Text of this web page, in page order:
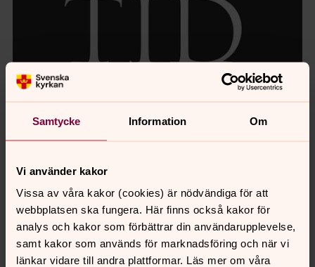
Samtycke Information Om
Vi använder kakor
Vissa av våra kakor (cookies) är nödvändiga för att
webbplatsen ska fungera. Här finns också kakor för
analys och kakor som förbättrar din användarupplevelse,
samt kakor som används för marknadsföring och när vi
länkar vidare till andra plattformar. Läs mer om våra